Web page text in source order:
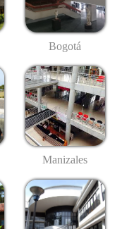
Bogotá
Manizales